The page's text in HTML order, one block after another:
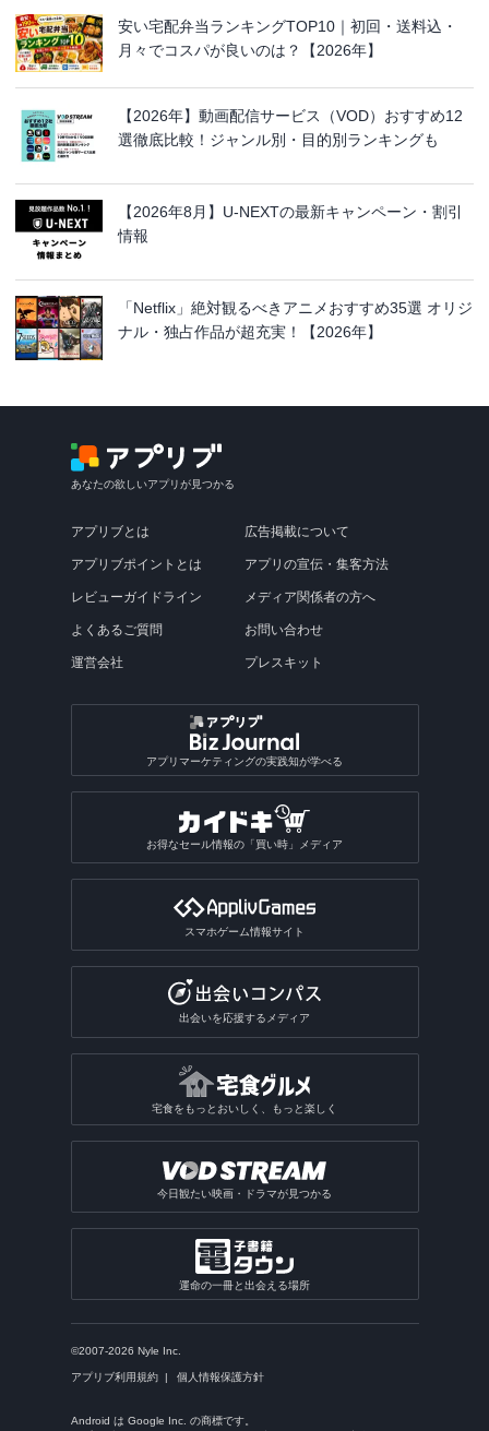
安い宅配弁当ランキングTOP10｜初回・送料込・
月々でコスパが良いのは？【2026年】
【2026年】動画配信サービス（VOD）おすすめ12
選徹底比較！ジャンル別・目的別ランキングも
【2026年8月】U-NEXTの最新キャンペーン・割引
情報
「Netflix」絶対観るべきアニメおすすめ35選 オリジ
ナル・独占作品が超充実！【2026年】
あなたの欲しいアプリが見つかる
アプリブとは
アプリブポイントとは
レビューガイドライン
よくあるご質問
運営会社
広告掲載について
アプリの宣伝・集客方法
メディア関係者の方へ
お問い合わせ
プレスキット
アプリマーケティングの実践知が学べる
お得なセール情報の「買い時」メディア
スマホゲーム情報サイト
出会いを応援するメディア
宅食をもっとおいしく、もっと楽しく
今日観たい映画・ドラマが見つかる
運命の一冊と出会える場所
©2007-2026 Nyle Inc.
アプリブ利用規約 個人情報保護方針
Android は Google Inc. の商標です。